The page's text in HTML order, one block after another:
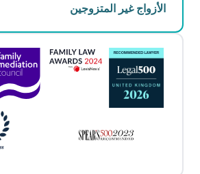
الأزواج غير المتزوجين